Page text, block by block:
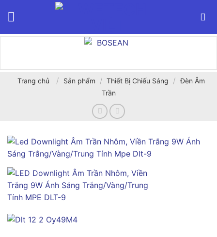
Trang chủ / Sản phẩm / Thiết Bị Chiếu Sáng / Đèn Âm
Trần